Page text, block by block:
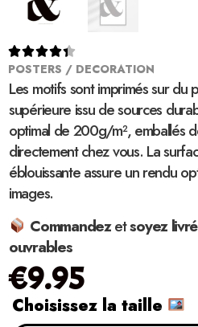

POSTERS / DECORATION
Les motifs sont imprimés sur
supérieure issu de sources
optimal de 200g/m², emballés
directement chez vous. La
éblouissante assure un rendu
images.
Commandezetsoyez livré
ouvrables
€9.95
Choisissez la taille